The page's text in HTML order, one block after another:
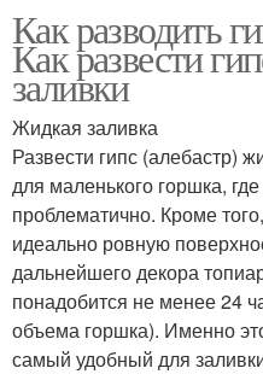
Как разводить
Как развести
заливки
Жидкая заливка
Развести гипс (алебастр)
для маленького горшка,
проблематично. Кроме
идеально ровную
дальнейшего декора
понадобится не менее 24
объема горшка). Именно
самый удобный для